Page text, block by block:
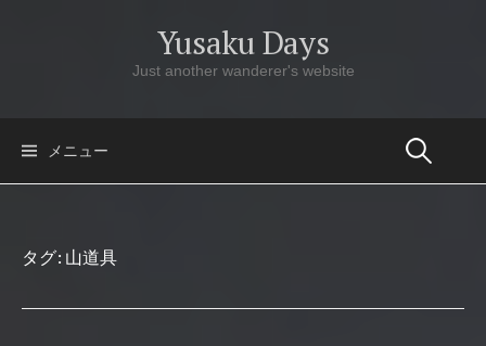
Yusaku Days
Just another wanderer's website
メニュー
タグ: 山道具